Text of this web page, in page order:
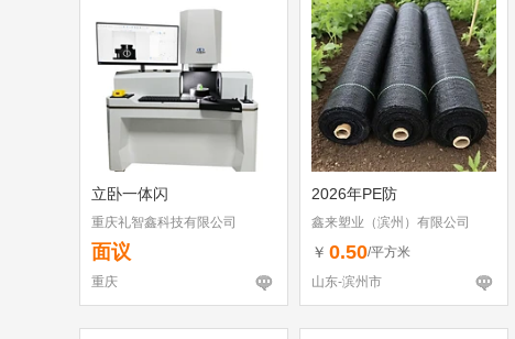
立卧一体闪
重庆礼智鑫科技有限公司
面议
重庆
2026年PE防
鑫来塑业（滨州）有限公司
￥ 0.50/平方米
山东-滨州市